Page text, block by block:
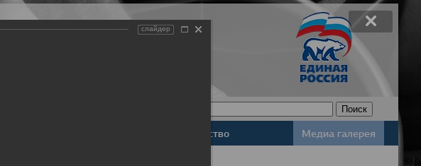
Законодательство Медиа галерея
слайдер